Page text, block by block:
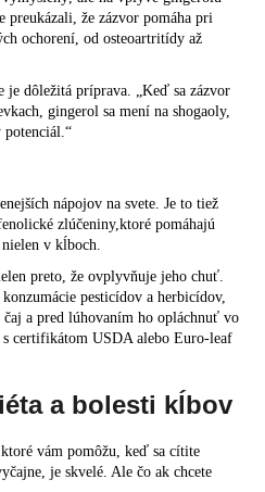
že zázvor pomáha pri
ochorení, od osteoartritídy až
je dôležitá príprava. „Keď sa zázvor
gingerol sa mení na shogaoly,
nápojov na svete. Je to tiež
zlúčeniny,ktoré pomáhajú
v kĺboch.
preto, že ovplyvňuje jeho chuť.
pesticídov a herbicídov,
a pred lúhovaním ho opláchnuť vo
certifikátom USDA alebo Euro-leaf
a bolesti kĺbov
vám pomôžu, keď sa cítite
je skvelé. Ale čo ak chcete